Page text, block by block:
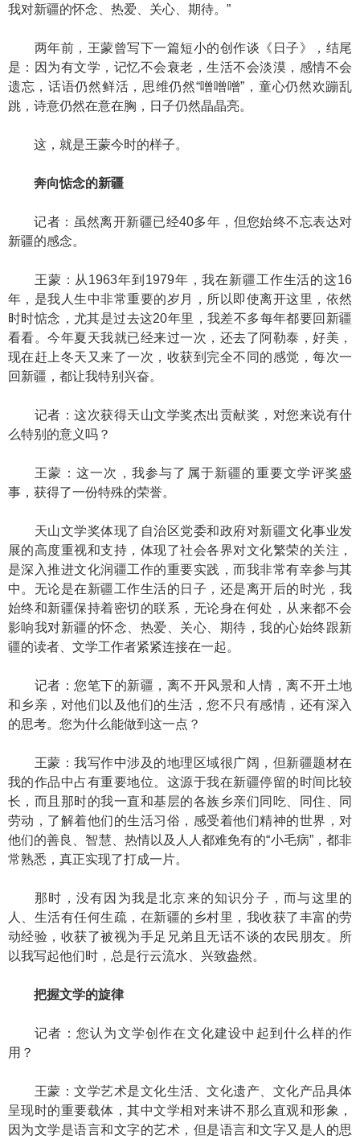
我对新疆的怀念、热爱、关心、期待。”
两年前，王蒙曾写下一篇短小的创作谈《日子》，结尾
是：因为有文学，记忆不会衰老，生活不会淡漠，感情不会
遗忘，话语仍然鲜活，思维仍然“噌噌噌”，童心仍然欢蹦乱
跳，诗意仍然在意在胸，日子仍然晶晶亮。
这，就是王蒙今时的样子。
奔向惦念的新疆
记者：虽然离开新疆已经40多年，但您始终不忘表达对
新疆的感念。
王蒙：从1963年到1979年，我在新疆工作生活的这16
年，是我人生中非常重要的岁月，所以即使离开这里，依然
时时惦念，尤其是过去这20年里，我差不多每年都要回新疆
看看。今年夏天我就已经来过一次，还去了阿勒泰，好美，
现在赶上冬天又来了一次，收获到完全不同的感觉，每次一
回新疆，都让我特别兴奋。
记者：这次获得天山文学奖杰出贡献奖，对您来说有什
么特别的意义吗？
王蒙：这一次，我参与了属于新疆的重要文学评奖盛
事，获得了一份特殊的荣誉。
天山文学奖体现了自治区党委和政府对新疆文化事业发
展的高度重视和支持，体现了社会各界对文化繁荣的关注，
是深入推进文化润疆工作的重要实践，而我非常有幸参与其
中。无论是在新疆工作生活的日子，还是离开后的时光，我
始终和新疆保持着密切的联系，无论身在何处，从来都不会
影响我对新疆的怀念、热爱、关心、期待，我的心始终跟新
疆的读者、文学工作者紧紧连接在一起。
记者：您笔下的新疆，离不开风景和人情，离不开土地
和乡亲，对他们以及他们的生活，您不只有感情，还有深入
的思考。您为什么能做到这一点？
王蒙：我写作中涉及的地理区域很广阔，但新疆题材在
我的作品中占有重要地位。这源于我在新疆停留的时间比较
长，而且那时的我一直和基层的各族乡亲们同吃、同住、同
劳动，了解着他们的生活习俗，感受着他们精神的世界，对
他们的善良、智慧、热情以及人人都难免有的“小毛病”，都非
常熟悉，真正实现了打成一片。
那时，没有因为我是北京来的知识分子，而与这里的
人、生活有任何生疏，在新疆的乡村里，我收获了丰富的劳
动经验，收获了被视为手足兄弟且无话不谈的农民朋友。所
以我写起他们时，总是行云流水、兴致盎然。
把握文学的旋律
记者：您认为文学创作在文化建设中起到什么样的作
用？
王蒙：文学艺术是文化生活、文化遗产、文化产品具体
呈现时的重要载体，其中文学相对来讲不那么直观和形象，
因为文学是语言和文字的艺术，但是语言和文字又是人的思